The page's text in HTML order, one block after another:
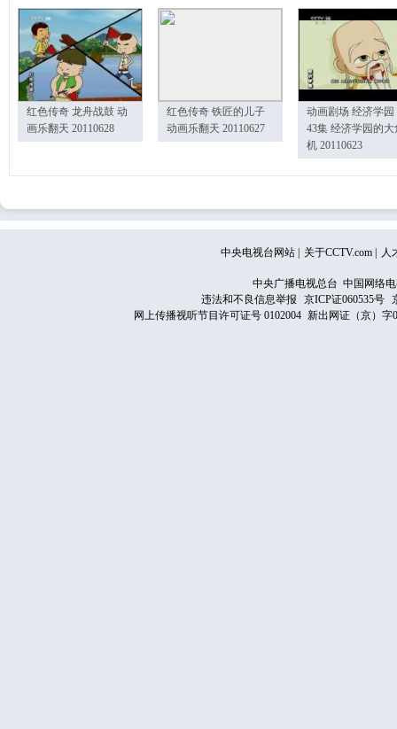
红色传奇 龙舟战鼓 动
画乐翻天 20110628
红色传奇 铁匠的儿子
动画乐翻天 20110627
动画剧场 经济学园
43集 经济学园的大
机 20110623
中央电视台网站 关于CCTV.com 人
中央广播电视总台 中国网络
违法和不良信息举报
京ICP证060535号
网上传播视听节目许可证号 0102004 新出网证（京）